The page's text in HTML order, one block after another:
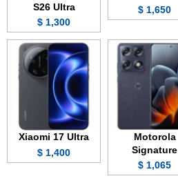
1,650 $
S26 Ultra
1,300 $
Motorola
Signature
1,065 $
Xiaomi 17 Ultra
1,400 $